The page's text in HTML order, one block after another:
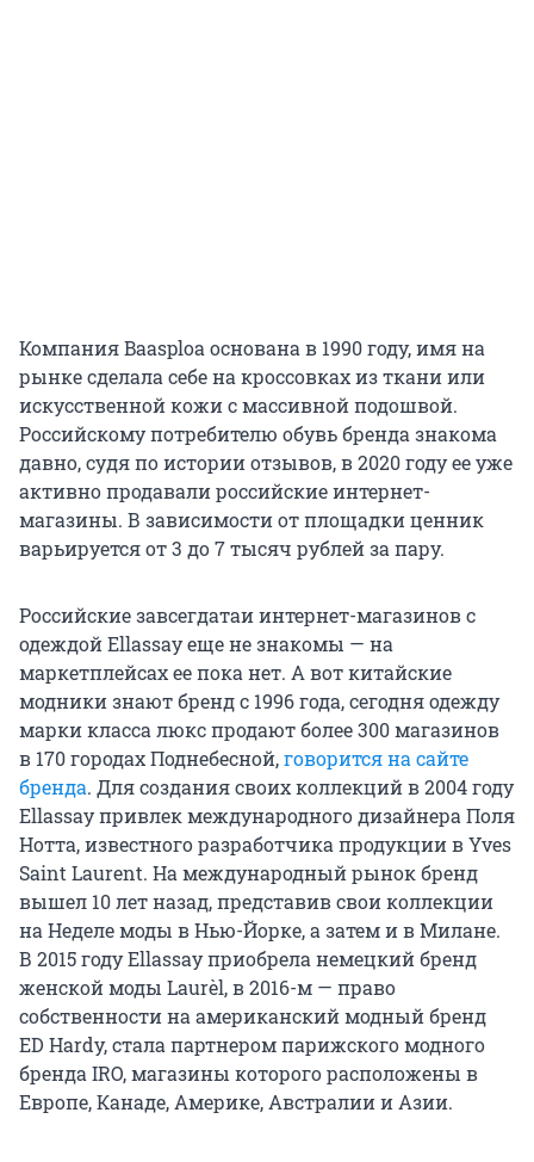
Компания Baasploa основана в 1990 году, имя на
рынке сделала себе на кроссовках из ткани или
искусственной кожи с массивной подошвой.
Российскому потребителю обувь бренда знакома
давно, судя по истории отзывов, в 2020 году ее уже
активно продавали российские интернет-
магазины. В зависимости от площадки ценник
варьируется от 3 до 7 тысяч рублей за пару.
Российские завсегдатаи интернет-магазинов с
одеждой Ellassay еще не знакомы — на
маркетплейсах ее пока нет. А вот китайские
модники знают бренд с 1996 года, сегодня одежду
марки класса люкс продают более 300 магазинов
в 170 городах Поднебесной,говорится на сайте
бренда. Для создания своих коллекций в 2004 году
Ellassay привлек международного дизайнера Поля
Нотта, известного разработчика продукции в Yves
Saint Laurent. На международный рынок бренд
вышел 10 лет назад, представив свои коллекции
на Неделе моды в Нью-Йорке, а затем и в Милане.
В 2015 году Ellassay приобрела немецкий бренд
женской моды Laurèl, в 2016-м — право
собственности на американский модный бренд
ED Hardy, стала партнером парижского модного
бренда IRO, магазины которого расположены в
Европе, Канаде, Америке, Австралии и Азии.